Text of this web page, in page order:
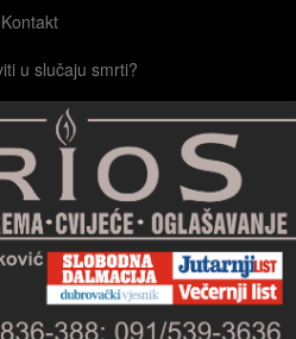
Kontakt
u slučaju smrti?